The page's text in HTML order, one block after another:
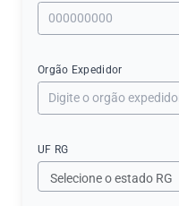
Orgão Expedidor
UF RG